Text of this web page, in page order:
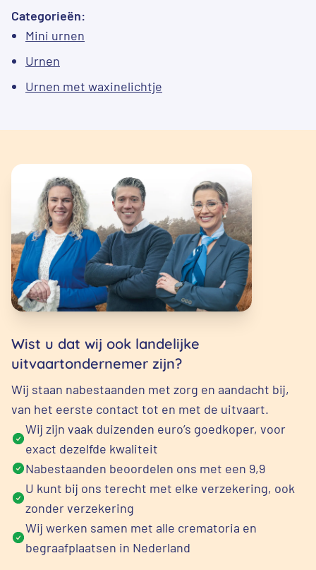
Categorieën:
Mini urnen
Urnen
Urnen met waxinelichtje
Wist u dat wij ook landelijke
uitvaartondernemer zijn?
Wij staan nabestaanden met zorg en aandacht bij,
van het eerste contact tot en met de uitvaart.
Wij zijn vaak duizenden euro’s goedkoper, voor
exact dezelfde kwaliteit
Nabestaanden beoordelen ons met een 9,9
U kunt bij ons terecht met elke verzekering, ook
zonder verzekering
Wij werken samen met alle crematoria en
begraafplaatsen in Nederland